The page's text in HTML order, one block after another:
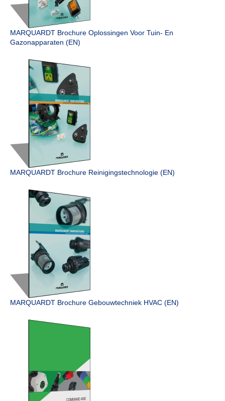
MARQUARDT Brochure Oplossingen Voor Tuin- En
Gazonapparaten (EN)
MARQUARDT Brochure Reinigings­technologie (EN)
MARQUARDT Brochure Gebouwtechniek HVAC (EN)